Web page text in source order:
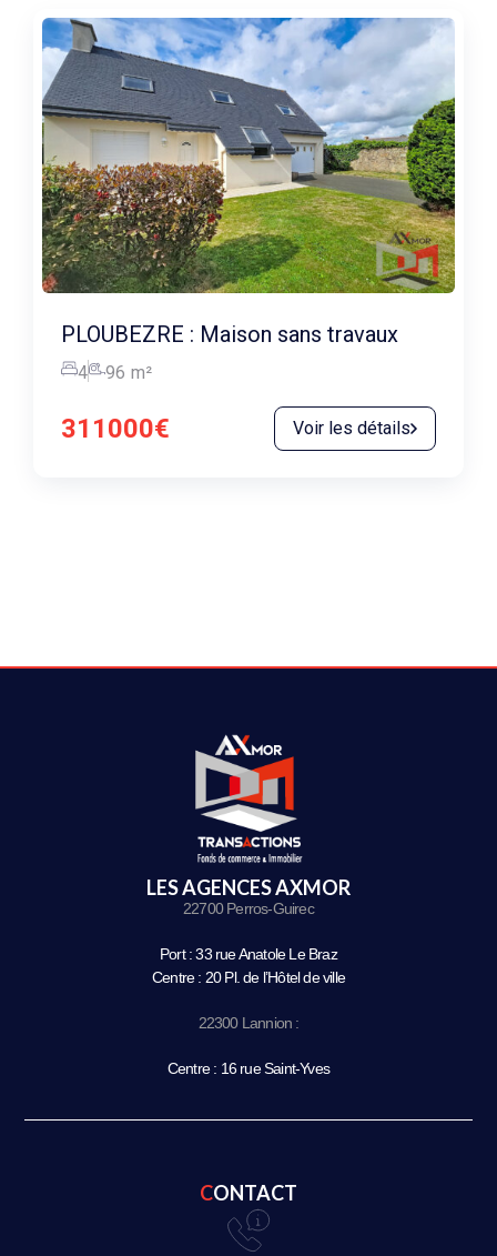
PLOUBEZRE : Maison sans travaux
4 96 m²
311000€ Voir les détails
LES AGENCES AXMOR
22700 Perros-Guirec
Port : 33 rue Anatole Le Braz
Centre : 20 Pl. de l’Hôtel de ville
22300 Lannion :
Centre : 16 rue Saint-Yves
CONTACT